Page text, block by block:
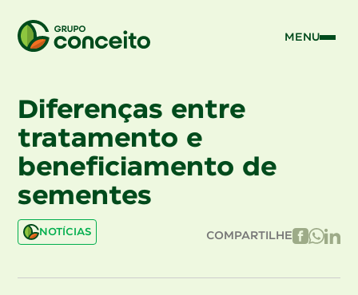
MENU
Diferenças entre
tratamento e
beneficiamento de
sementes
NOTÍCIAS COMPARTILHE